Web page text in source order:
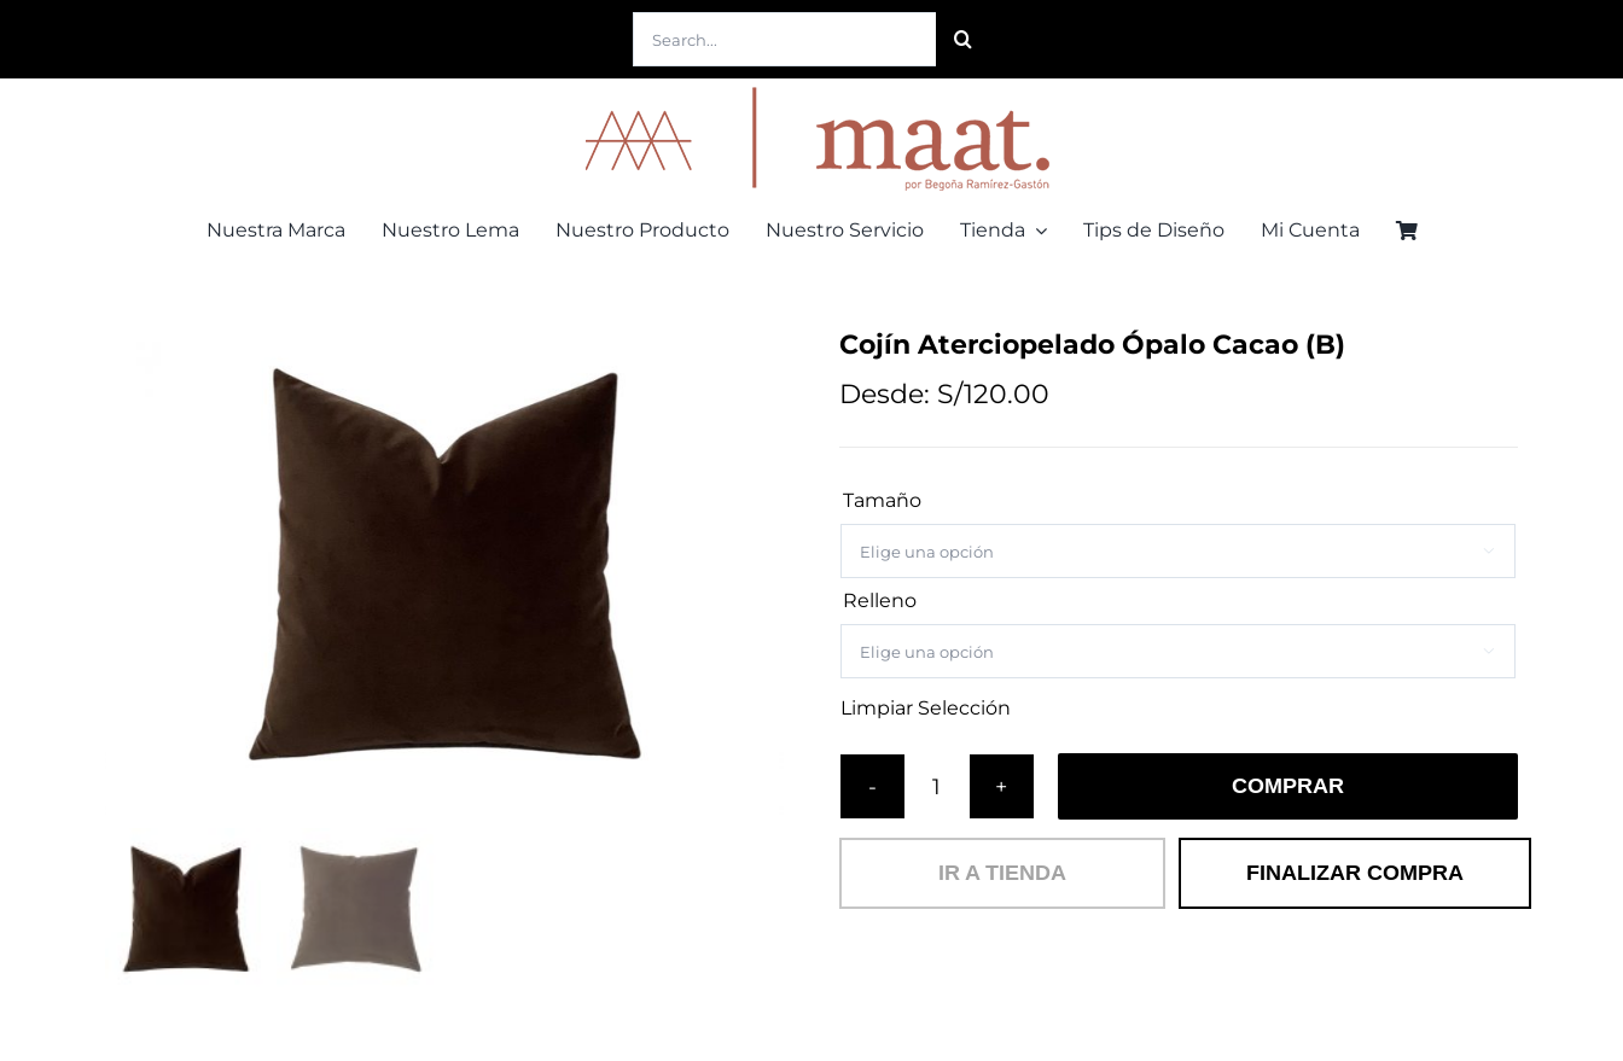
contenido
Nuestra Marca Nuestro Lema Nuestro Producto Nuestro Servicio Tienda Tips de Diseño Mi Cuenta
Cojín Aterciopelado Ópalo Cacao (B)
Desde: S/120.00
Tamaño

Relleno

Limpiar Selección
Cojín
Ópalo
COMPRAR
IR A TIENDA FINALIZAR COMPRA